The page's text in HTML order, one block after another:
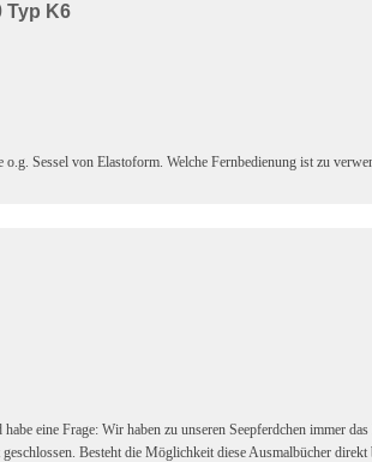
Typ K6
o.g. Sessel von Elastoform. Welche Fernbedienung ist zu
eine Frage: Wir haben zu unseren Seepferdchen immer
Besteht die Möglichkeit diese Ausmalbücher